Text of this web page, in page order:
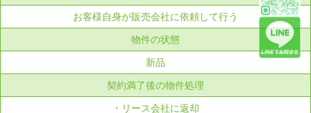
お客様自身が販売会社に依頼して行う
物件の状態
新品
契約満了後の物件処理
・リース会社に返却